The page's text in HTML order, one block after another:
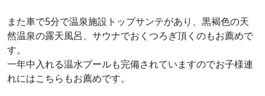
また車で5分で温泉施設トップサンテがあり、黒褐色の天
然温泉の露天風呂、サウナでおくつろぎ頂くのもお薦めで
す。
一年中入れる温水プールも完備されていますのでお子様連
れにはこちらもお薦めです。